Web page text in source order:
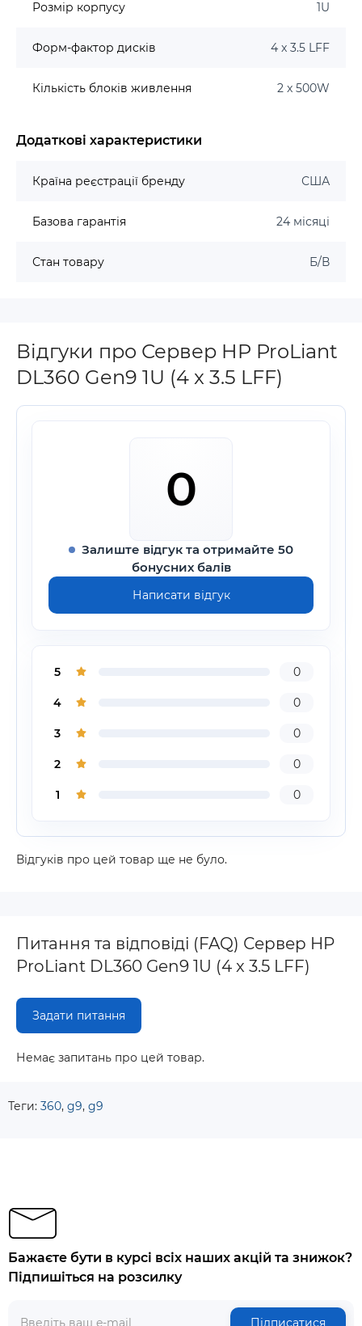
Розмір корпусу 1U
Форм-фактор дисків 4 x 3.5 LFF
Кількість блоків живлення 2 x 500W
Додаткові характеристики
Країна реєстрації бренду США
Базова гарантія 24 місяці
Стан товару Б/В
Відгуки про Сервер HP ProLiant
DL360 Gen9 1U (4 x 3.5 LFF)
0
Залиште відгук та отримайте 50
бонусних балів
Написати відгук
5 0
4 0
3 0
2 0
1 0
Відгуків про цей товар ще не було.
Питання та відповіді (FAQ) Сервер HP
ProLiant DL360 Gen9 1U (4 x 3.5 LFF)
Задати питання
Немає запитань про цей товар.
Теги: 360, g9, g9
Бажаєте бути в курсі всіх наших акцій та знижок?
Підпишіться на розсилку
Підписатися